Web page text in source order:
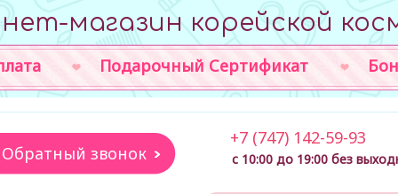
магазин корейской
Подарочный Сертификат
Обратный звонок
+7 (747) 142-59-93
с 10:00 до 19:00 без